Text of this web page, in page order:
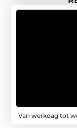
Van werkdag tot